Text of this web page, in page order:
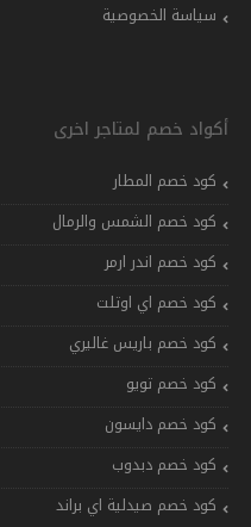
سياسة الخصوصية
أكواد خصم لمتاجر اخرى
كود خصم المطار
كود خصم الشمس والرمال
كود خصم اندر ارمر
كود خصم اي اوتلت
كود خصم باريس غاليري
كود خصم تويو
كود خصم دايسون
كود خصم دبدوب
كود خصم صيدلية اي براند